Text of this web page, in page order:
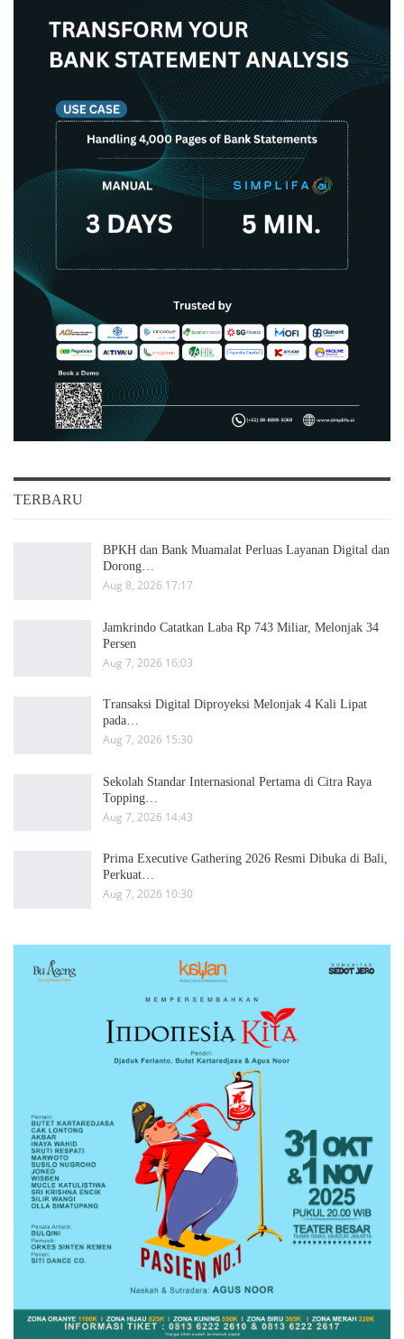
TERBARU
BPKH dan Bank Muamalat Perluas Layanan Digital dan
Dorong…
Aug 8, 2026 17:17
Jamkrindo Catatkan Laba Rp 743 Miliar, Melonjak 34
Persen
Aug 7, 2026 16:03
Transaksi Digital Diproyeksi Melonjak 4 Kali Lipat
pada…
Aug 7, 2026 15:30
Sekolah Standar Internasional Pertama di Citra Raya
Topping…
Aug 7, 2026 14:43
Prima Executive Gathering 2026 Resmi Dibuka di Bali,
Perkuat…
Aug 7, 2026 10:30